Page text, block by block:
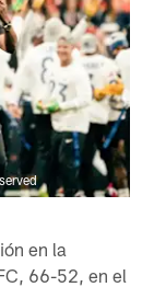
en la
66-52, en el